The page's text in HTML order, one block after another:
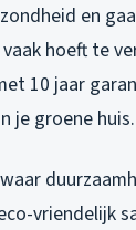
en
hoeft te
10 jaar
je groene huis.
vriendelijk